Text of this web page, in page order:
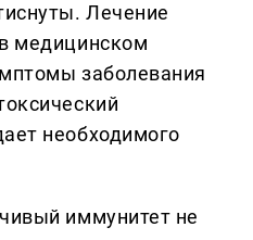
Лечение
медицинском
заболевания
необходимого
иммунитет не